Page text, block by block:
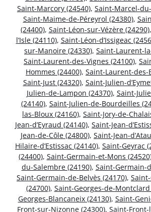
Saint-Marcory (24540), Saint-Marcel-
Saint-Maime-de-Péreyrol (24380),
(24400), Saint-Léon-sur-Vézère (24290),
l’Isle (24110), Saint-Léon-d’Issigeac
sur-Manoire (24330), Saint-Laurent-
Saint-Laurent-des-Vignes (24100),
Hommes (24400), Saint-Laurent-des-
Saint-Just (24320), Saint-Julien-
Julien-de-Lampon (24370), Saint-
(24140), Saint-Julien-de-Bourdeilles
las-Bloux (24160), Saint-Jory-de-
Jean-d’Eyraud (24140), Saint-Jean-
Jean-de-Côle (24800), Saint-Jean-
Hilaire-d’Estissac (24140), Saint-Geyrac
(24400), Saint-Germain-et-Mons
du-Salembre (24190), Saint-Germain-
Saint-Germain-de-Belvès (24170),
(24700), Saint-Georges-de-Montclard
Georges-Blancaneix (24130), Saint-
Front-sur-Nizonne (24300), Saint-Front-